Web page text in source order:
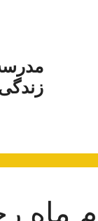
ماه